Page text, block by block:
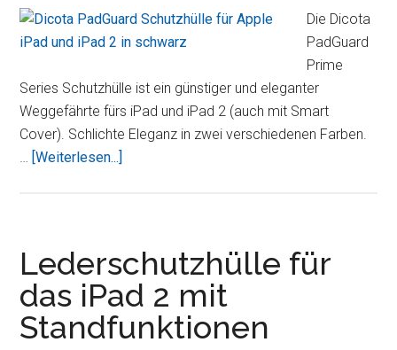
Die Dicota
PadGuard
Prime
Series Schutzhülle ist ein günstiger und eleganter
Weggefährte fürs iPad und iPad 2 (auch mit Smart
Cover). Schlichte Eleganz in zwei verschiedenen Farben.
… [Weiterlesen...]
Schutzhülle
fürs
iPad
und
iPad
Lederschutzhülle für
das iPad 2 mit
Standfunktionen